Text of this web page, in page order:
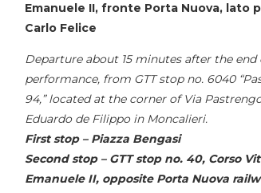
Emanuele II, fronte Porta Nuova, lato
Carlo Felice
Departure about 15 minutes after the end
performance, from GTT stop no. 6040
94,” located at the corner of Via
Eduardo de Filippo in Moncalieri.
First stop – Piazza Bengasi
Second stop – GTT stop no. 40, Corso
Emanuele II, opposite Porta Nuova